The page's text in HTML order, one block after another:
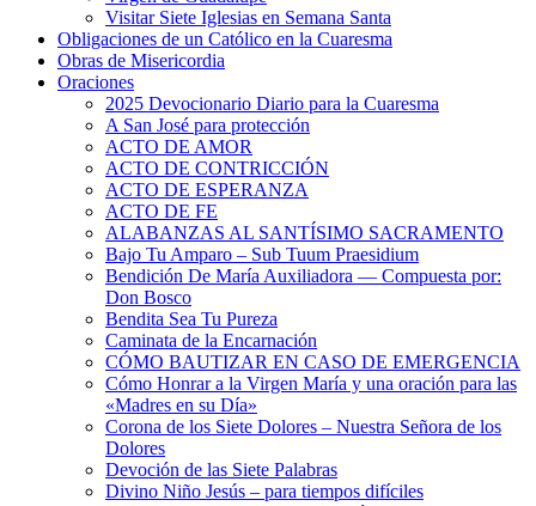
Visitar Siete Iglesias en Semana Santa
Obligaciones de un Católico en la Cuaresma
Obras de Misericordia
Oraciones
2025 Devocionario Diario para la Cuaresma
A San José para protección
ACTO DE AMOR
ACTO DE CONTRICCIÓN
ACTO DE ESPERANZA
ACTO DE FE
ALABANZAS AL SANTÍSIMO SACRAMENTO
Bajo Tu Amparo – Sub Tuum Praesidium
Bendición De María Auxiliadora — Compuesta por:
Don Bosco
Bendita Sea Tu Pureza
Caminata de la Encarnación
CÓMO BAUTIZAR EN CASO DE EMERGENCIA
Cómo Honrar a la Virgen María y una oración para las
«Madres en su Día»
Corona de los Siete Dolores – Nuestra Señora de los
Dolores
Devoción de las Siete Palabras
Divino Niño Jesús – para tiempos difíciles